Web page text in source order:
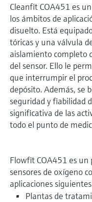
Cleanfit COA451 es
los ámbitos de
disuelto. Está
tóricas y una válvula
aislamiento completo
del sensor. Ello le
que interrumpir el
depósito. Además, se
seguridad y fiabilidad
significativa de las
todo el punto de
Flowfit COA451 es
sensores de oxígeno
aplicaciones
Plantas de